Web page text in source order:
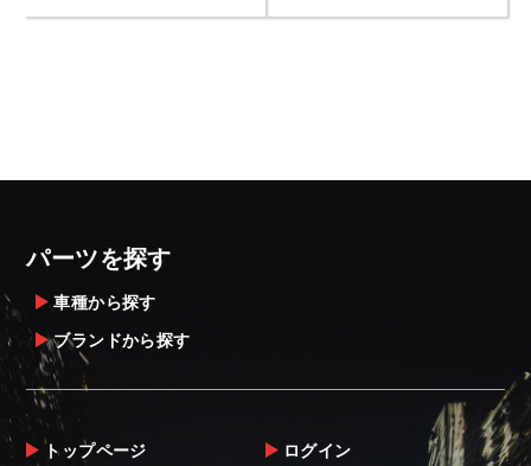
パーツを探す
車種から探す
ブランドから探す
トップページ
ログイン